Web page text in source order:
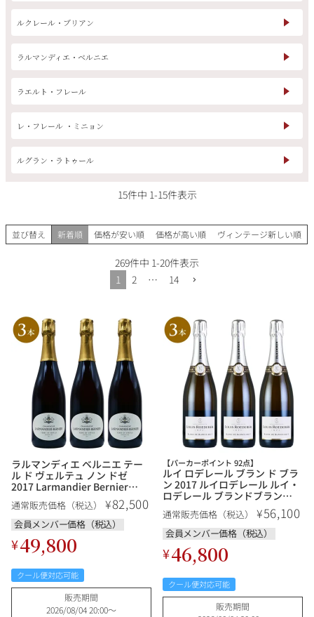
サロン
オーパス・ワン
スクリーミング・
イーグル
チリ
500,000円〜
ルクレール・ブリアン
ラルマンディエ・ベルニエ
ラエルト・フレール
レ・フレール ・ミニョン
ルグラン・ラトゥール
15件中 1-15件表示
並び替え 新着順 価格が安い順 価格が高い順 ヴィンテージ新しい順
269件中 1-20件表示
1
2 … 14
ラルマンディエ ベルニエ テー
ル ド ヴェルテュ ノン ドゼ
2017 Larmandier Bernier
Terre de Vertus Non Dose フ
ランス シャンパン シャンパー
ニュ
通常販売価格（税込） ¥82,500
会員メンバー価格（税込）
¥49,800
クール便対応可能
販売期間
2026/08/04 20:00〜
【パーカーポイント 92点】
ルイ ロデレール ブラン ド ブラ
ン 2017 ルイロデレール ルイ・
ロデレール ブランドブラン
Louis Roederer Blanc de
Blancs フランス シャンパン シ
ャンパーニュ
通常販売価格（税込） ¥56,100
会員メンバー価格（税込）
¥46,800
クール便対応可能
販売期間